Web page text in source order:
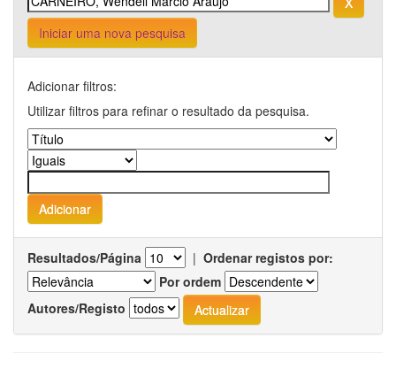
Iniciar uma nova pesquisa
Adicionar filtros:
Utilizar filtros para refinar o resultado da pesquisa.
Resultados/Página | Ordenar registos por:
Por ordem
Autores/Registo